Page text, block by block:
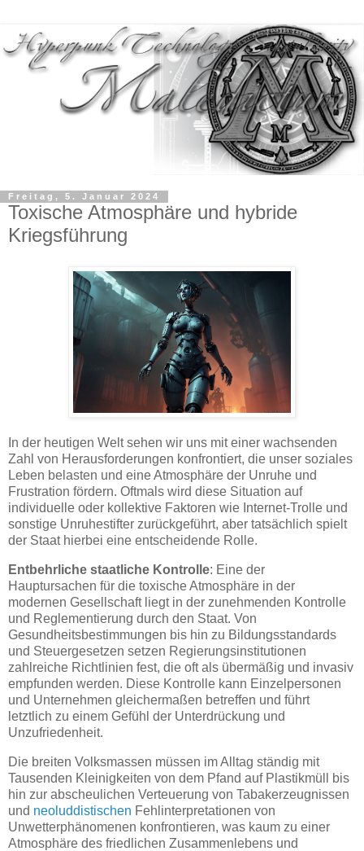
Freitag, 5. Januar 2024
Toxische Atmosphäre und hybride
Kriegsführung
In der heutigen Welt sehen wir uns mit einer wachsenden
Zahl von Herausforderungen konfrontiert, die unser soziales
Leben belasten und eine Atmosphäre der Unruhe und
Frustration fördern. Oftmals wird diese Situation auf
individuelle oder kollektive Faktoren wie Internet-Trolle und
sonstige Unruhestifter zurückgeführt, aber tatsächlich spielt
der Staat hierbei eine entscheidende Rolle.
Entbehrliche staatliche Kontrolle: Eine der
Hauptursachen für die toxische Atmosphäre in der
modernen Gesellschaft liegt in der zunehmenden Kontrolle
und Reglementierung durch den Staat. Von
Gesundheitsbestimmungen bis hin zu Bildungsstandards
und Steuergesetzen setzen Regierungsinstitutionen
zahlreiche Richtlinien fest, die oft als übermäßig und invasiv
empfunden werden. Diese Kontrolle kann Einzelpersonen
und Unternehmen gleichermaßen betreffen und führt
letztlich zu einem Gefühl der Unterdrückung und
Unzufriedenheit.
Die breiten Volksmassen müssen im Alltag ständig mit
Tausenden Kleinigkeiten von dem Pfand auf Plastikmüll bis
hin zur abscheulichen Verteuerung von Tabakerzeugnissen
und neoluddistischen Fehlinterpretationen von
Unwetterphänomenen konfrontieren, was kaum zu einer
Atmosphäre des friedlichen Zusammenlebens und